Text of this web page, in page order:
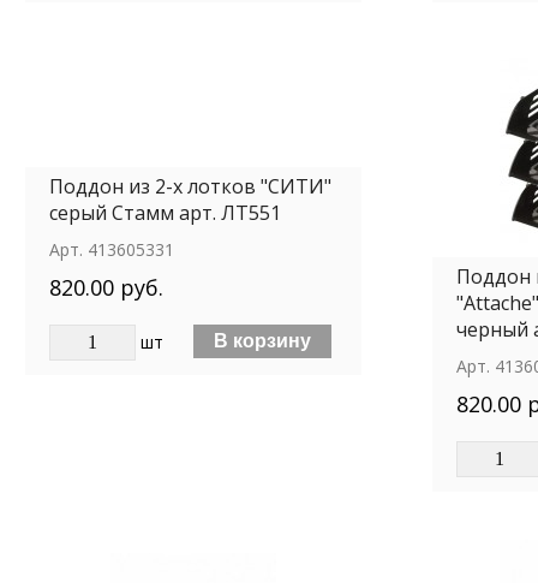
Поддон из 2-х лотков "СИТИ"
серый Стамм арт. ЛТ551
Арт. 413605331
820.00 руб.
шт
Поддон
черный
Арт.
820.00